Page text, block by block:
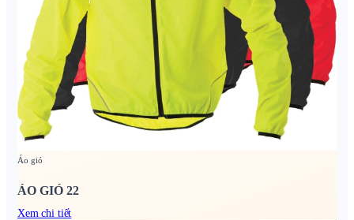
Áo gió
ÁO GIÓ 22
Xem chi tiết